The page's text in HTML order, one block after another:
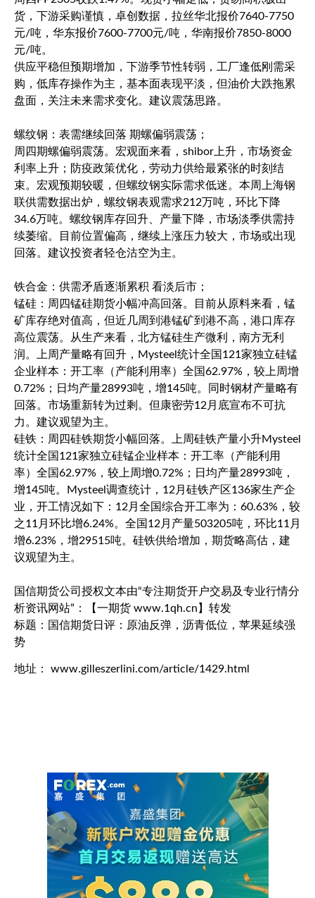
货，下游采购谨慎，卓创数据，拉丝华北报价7640-7750
元/吨，华东报价7600-7700元/吨，华南报价7850-8000
元/吨。
供应平稳但预期增加，下游季节性转弱，工厂逢低刚需采
购，低库存操作为主，基本面表现平淡，但油价大跌拖累
盘面，关注未来需求变化。建议震荡思路。
螺纹钢：表需继续回落 期螺偏弱震荡；
周四期螺偏弱震荡。宏观面来看，shibor上升，市场资金
利率上升；防疫政策优化，劳动力供给最紧张的时刻结
束。宏观预期较暖，但螺纹钢实际需求低迷。本周上海钢
联供需数据出炉，螺纹钢表观需求212万吨，环比下降
34.6万吨。螺纹钢库存回升、产量下降，市场淡季供需持
续萎缩。目前位置偏高，继续上涨压力较大，市场或出现
回落。建议投资者轻仓沽空为主。
铁合金：供需矛盾逐渐累积 看淡后市；
锰硅：周四锰硅期货小幅冲高回落。目前从原料来看，锰
矿库存绝对值高，但近几周到港锰矿到港不高，港口库存
高位震荡。从生产来看，北方锰硅生产微利，南方无利
润。上周产量略有回升，Mysteel统计全国121家独立硅锰
企业样本：开工率（产能利用率）全国62.97%，较上周增
0.72%；日均产量28993吨，增145吨。同时钢材产量略有
回落。市场重新转为过剩。但康密劳12月底宣布不可抗
力。建议观望为主。
硅铁：周四硅铁期货小幅回落。上周硅铁产量小升Mysteel
统计全国121家独立硅锰企业样本：开工率（产能利用
率）全国62.97%，较上周增0.72%；日均产量28993吨，
增145吨。Mysteel调查统计，12月硅铁产区136家生产企
业，开工情况如下：12月全国综合开工率为：60.63%，较
之11月环比增6.24%。全国12月产量503205吨，环比11月
增6.23%，增29515吨。硅铁供给增加，期货略高估，建
议观望为主。
国信期货公司授权文本由“专注期货开户交易及专业行情分
析资讯网站”：【一期货 www.1qh.cn】转发
标题：国信期货日评：原油反弹，沥青低位，苹果延续强
势
地址： www.gilleszerlini.com/article/1429.html